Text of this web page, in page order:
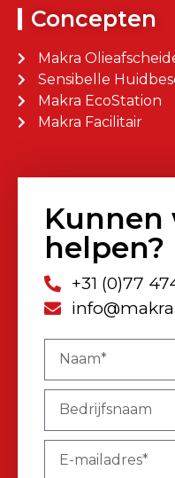
Concepten
Makra
Sensibelle
Makra EcoStation
Makra Facilitair
Kunnen
helpen?
+31 (0)77